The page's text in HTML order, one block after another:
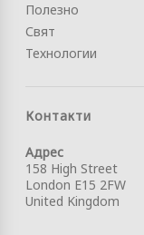
Полезно
Свят
Технологии
Контакти
Адрес
158 High Street
London E15 2FW
United Kingdom